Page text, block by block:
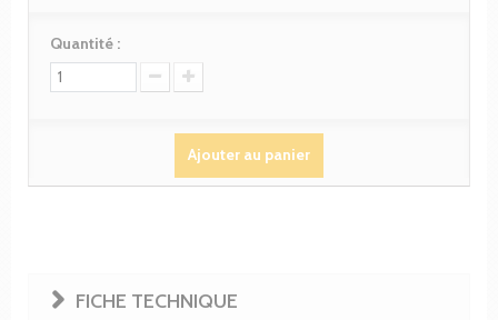
Quantité :
Ajouter au panier
FICHE TECHNIQUE